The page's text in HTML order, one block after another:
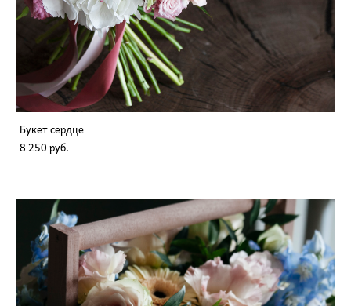
Букет сердце
8 250 pуб.